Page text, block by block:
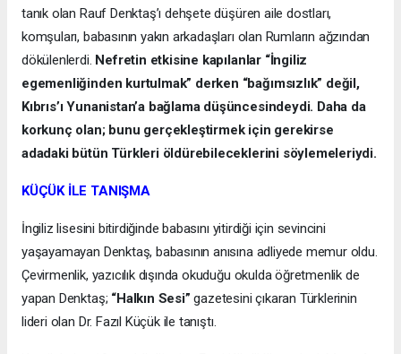
tanık olan Rauf Denktaş’ı dehşete düşüren aile dostları,
komşuları, babasının yakın arkadaşları olan Rumların ağzından
dökülenlerdi. Nefretin etkisine kapılanlar “İngiliz
egemenliğinden kurtulmak” derken “bağımsızlık” değil,
Kıbrıs’ı Yunanistan’a bağlama düşüncesindeydi. Daha da
korkunç olan; bunu gerçekleştirmek için gerekirse
adadaki bütün Türkleri öldürebileceklerini söylemeleriydi.
KÜÇÜK İLE TANIŞMA
İngiliz lisesini bitirdiğinde babasını yitirdiği için sevincini
yaşayamayan Denktaş, babasının anısına adliyede memur oldu.
Çevirmenlik, yazıcılık dışında okuduğu okulda öğretmenlik de
yapan Denktaş; “Halkın Sesi”gazetesini çıkaran Türklerinin
lideri olan Dr. Fazıl Küçük ile tanıştı.